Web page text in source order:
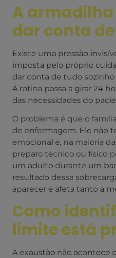
A
dar conta
Existe uma pressão
imposta pelo próprio
dar conta de tudo sozinho
A rotina passa a girar 24
das necessidades do
O problema é que o
de enfermagem. Ele não
emocional e, na maioria
preparo técnico ou físico
um adulto durante um
resultado dessa
aparecer e afeta tanto a
Como
limite está
A exaustão não acontece